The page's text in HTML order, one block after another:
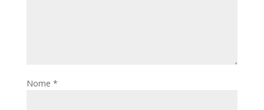
Nome *